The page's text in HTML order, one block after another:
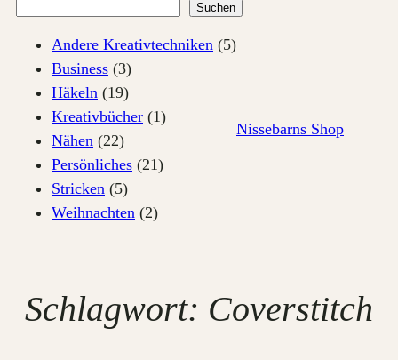
Suchen
Andere Kreativtechniken (5)
Business (3)
Häkeln (19)
Kreativbücher (1)
Nähen (22)
Persönliches (21)
Stricken (5)
Weihnachten (2)
Nissebarns Shop
Schlagwort: Coverstitch